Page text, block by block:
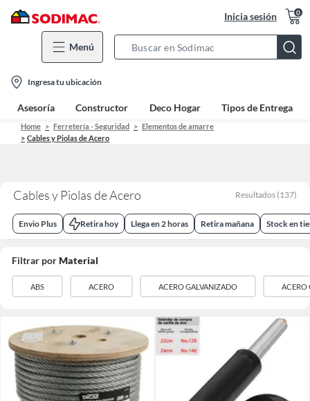
Inicia sesión 0
Menú
Bar
location-
icon
Ingresa tu ubicación
Asesoría Constructor Deco Hogar Tipos de Entrega
Home Ferretería - Seguridad
Elementos de amarre
Cables y Piolas de Acero
Cables y Piolas de Acero Resultados (137)
Envio Plus Retira hoy Llega en 2 horas Retira mañana Stock en
Filtrar porMaterial
ABS ACERO ACERO GALVANIZADO ACERO